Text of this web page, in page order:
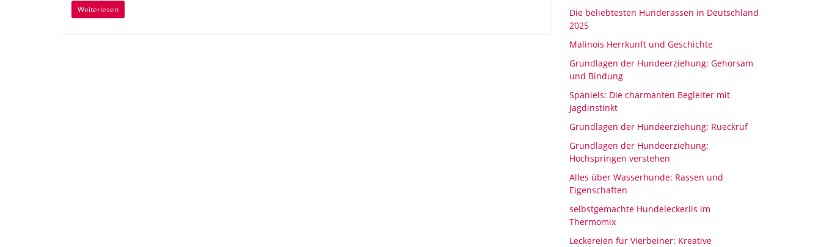
Weiterlesen
Die beliebtesten Hunderassen in Deutschland
2025
Malinois Herrkunft und Geschichte
Grundlagen der Hundeerziehung: Gehorsam
und Bindung
Spaniels: Die charmanten Begleiter mit
Jagdinstinkt
Grundlagen der Hundeerziehung: Rueckruf
Grundlagen der Hundeerziehung:
Hochspringen verstehen
Alles über Wasserhunde: Rassen und
Eigenschaften
selbstgemachte Hundeleckerlis im
Thermomix
Leckereien für Vierbeiner: Kreative